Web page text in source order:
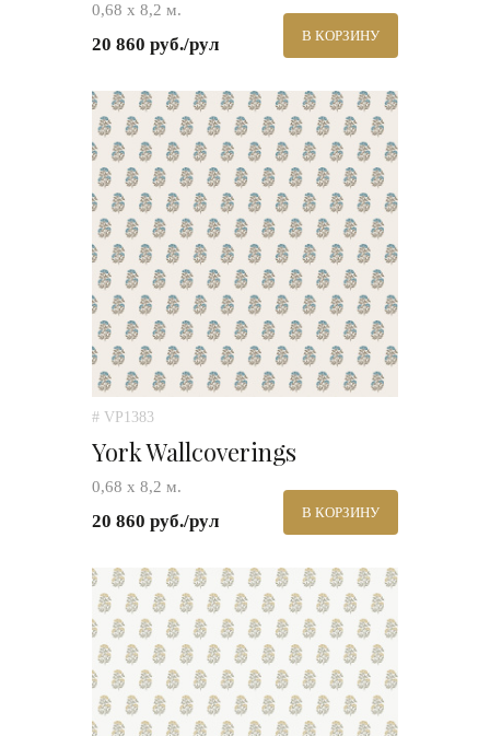
0,68 х 8,2 м.
20 860 руб./рул В КОРЗИНУ
# VP1383
York Wallcoverings
0,68 х 8,2 м.
20 860 руб./рул В КОРЗИНУ